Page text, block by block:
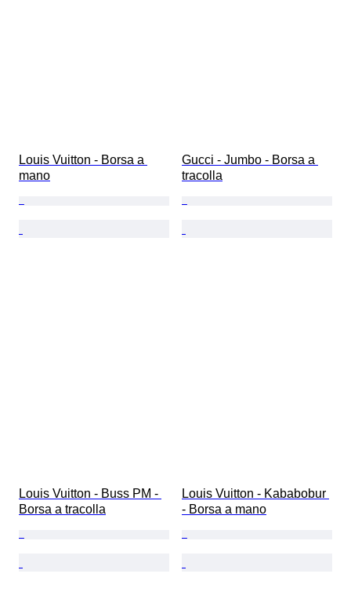
Louis Vuitton - Borsa a
mano
Gucci - Jumbo - Borsa a
tracolla
Louis Vuitton - Buss PM -
Borsa a tracolla
Louis Vuitton - Kababobur
- Borsa a mano